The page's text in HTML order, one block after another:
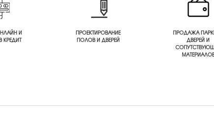
И
КРЕДИТ
ПРОЕКТИРОВАНИЕ
ПОЛОВ И ДВЕРЕЙ
ПРОДАЖА
ДВЕРЕЙ И